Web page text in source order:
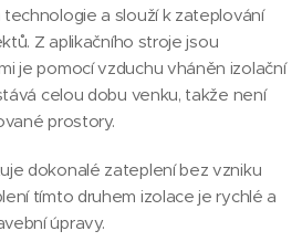
a slouží k zateplování
Z aplikačního stroje jsou
je pomocí vzduchu vháněn izolační
celou dobu venku, takže není
prostory.
dokonalé zateplení bez vzniku
tímto druhem izolace je rychlé a
úpravy.